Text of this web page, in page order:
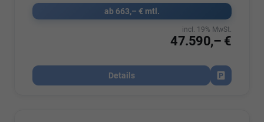
ab 663,– € mtl.
47.590,– €
incl. 19% MwSt.
Details
Fahrzeug